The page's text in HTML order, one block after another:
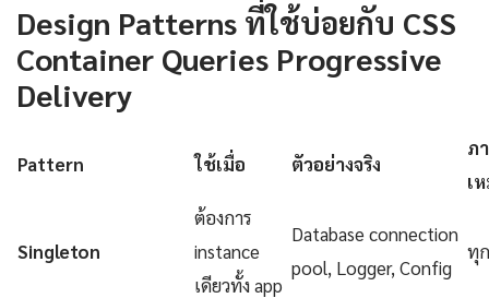
Design Patterns ที่ใช้บ่อยกับ CSS
Container Queries Progressive
Delivery
Pattern ใช้เมื่อ ตัวอย่างจริง
ภ
เ
Singleton
ต้องการ
instance
เดียวทั้ง app
Database connection
pool, Logger, Config
ทุ